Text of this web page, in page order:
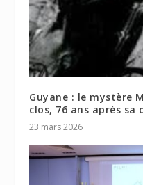
Guyane : le mystère
clos, 76 ans après sa
23 mars 2026